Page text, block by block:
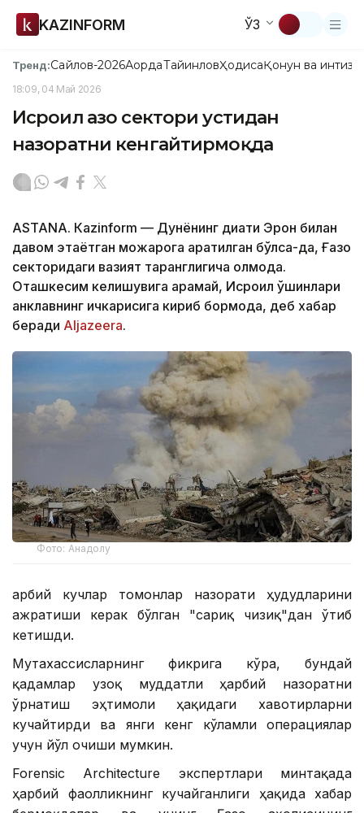
KAZINFORM ЎЗ
Тренд:Сайлов-2026АқордаТайинловҲодисаҚонун ва
18:09, 04 Май 2026
Исроил Ғазо сектори устидан
назоратни кенгайтирмоқда
ASTANА. Кazinform — Дунёнинг диққати Эрон билан
давом этаётган можарога қаратилган бўлса-да, Ғазо
секторидаги вазият таранглигича қолмоқда.
Оташкесим келишувига қарамай, Исроил қўшинлари
анклавнинг ичкарисига кириб бормоқда, деб хабар
беради Aljazeera.
Фото: Анадолу
Ҳарбий кучлар томонлар назорати ҳудудларини
ажратиши керак бўлган "сариқ чизиқ"дан ўтиб
кетишди.
Мутахассисларнинг фикрига кўра, бундай
қадамлар узоқ муддатли ҳарбий назоратни
ўрнатиш эҳтимоли ҳақидаги хавотирларни
кучайтирди ва янги кенг кўламли операциялар
учун йўл очиши мумкин.
Forensic Architecture экспертлари минтақада
ҳарбий фаолликнинг кучайганлиги ҳақида хабар